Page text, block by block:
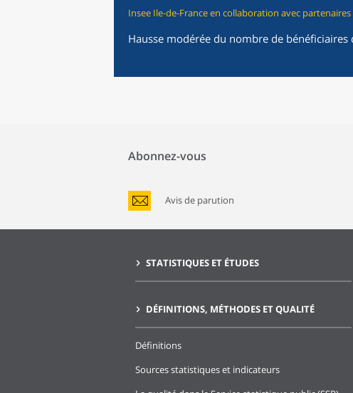
Insee Ile-de-France en collaboration avec
Hausse modérée du nombre de bénéficiaires
Abonnez-vous
Avis de parution
STATISTIQUES ET ÉTUDES
DÉFINITIONS, MÉTHODES ET QUALITÉ
Définitions
Sources statistiques et indicateurs